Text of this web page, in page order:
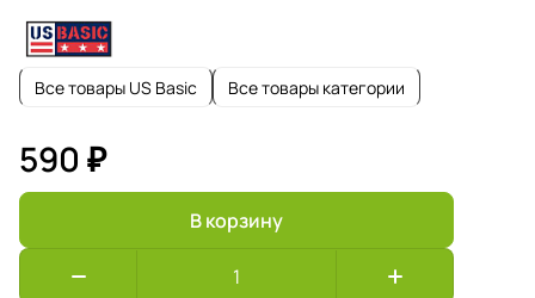
Все товары US Basic Все товары категории
590 ₽
В корзину